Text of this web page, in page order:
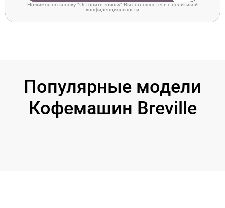
Нажимая на кнопку "Оставить заявку" Вы соглашаетесь cполитикой
конфиденциальности
Популярные модели
Кофемашин Breville